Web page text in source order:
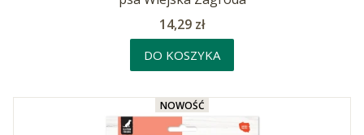
Cena
14,29 zł
DO KOSZYKA
NOWOŚĆ